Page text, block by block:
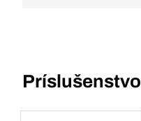
Príslušenstvo